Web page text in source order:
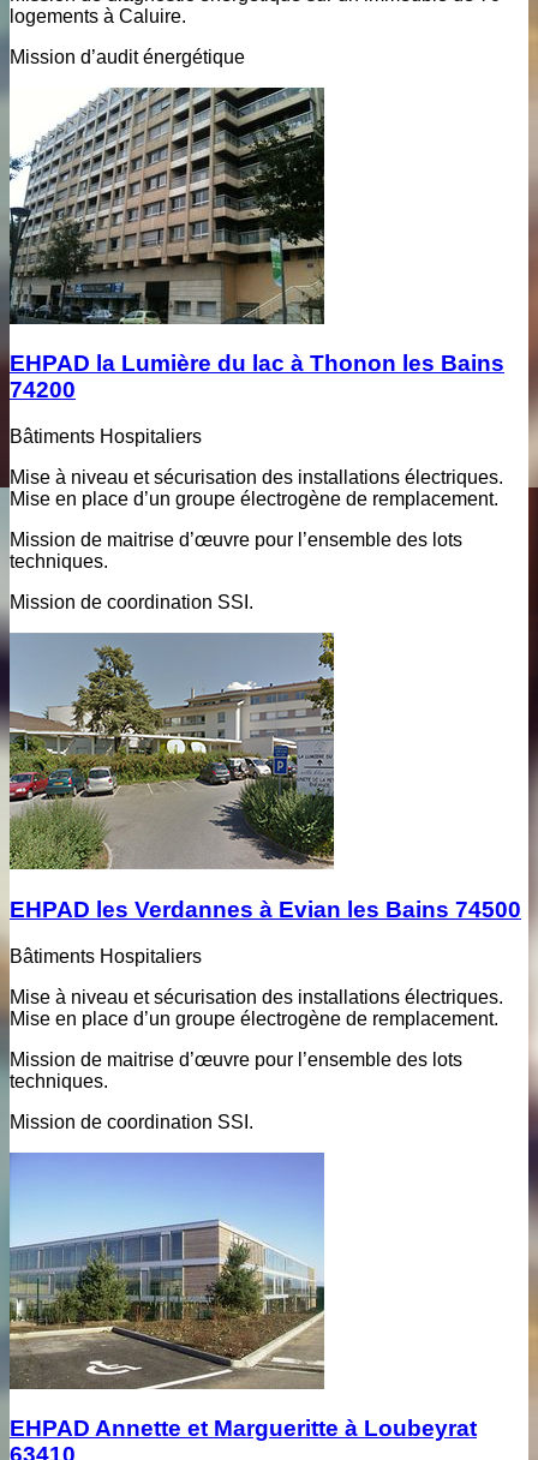
logements à Caluire.
Mission d’audit énergétique
EHPAD la Lumière du lac à Thonon les Bains
74200
Bâtiments Hospitaliers
Mise à niveau et sécurisation des installations électriques.
Mise en place d’un groupe électrogène de remplacement.
Mission de maitrise d’œuvre pour l’ensemble des lots
techniques.
Mission de coordination SSI.
EHPAD les Verdannes à Evian les Bains 74500
Bâtiments Hospitaliers
Mise à niveau et sécurisation des installations électriques.
Mise en place d’un groupe électrogène de remplacement.
Mission de maitrise d’œuvre pour l’ensemble des lots
techniques.
Mission de coordination SSI.
EHPAD Annette et Margueritte à Loubeyrat
63410